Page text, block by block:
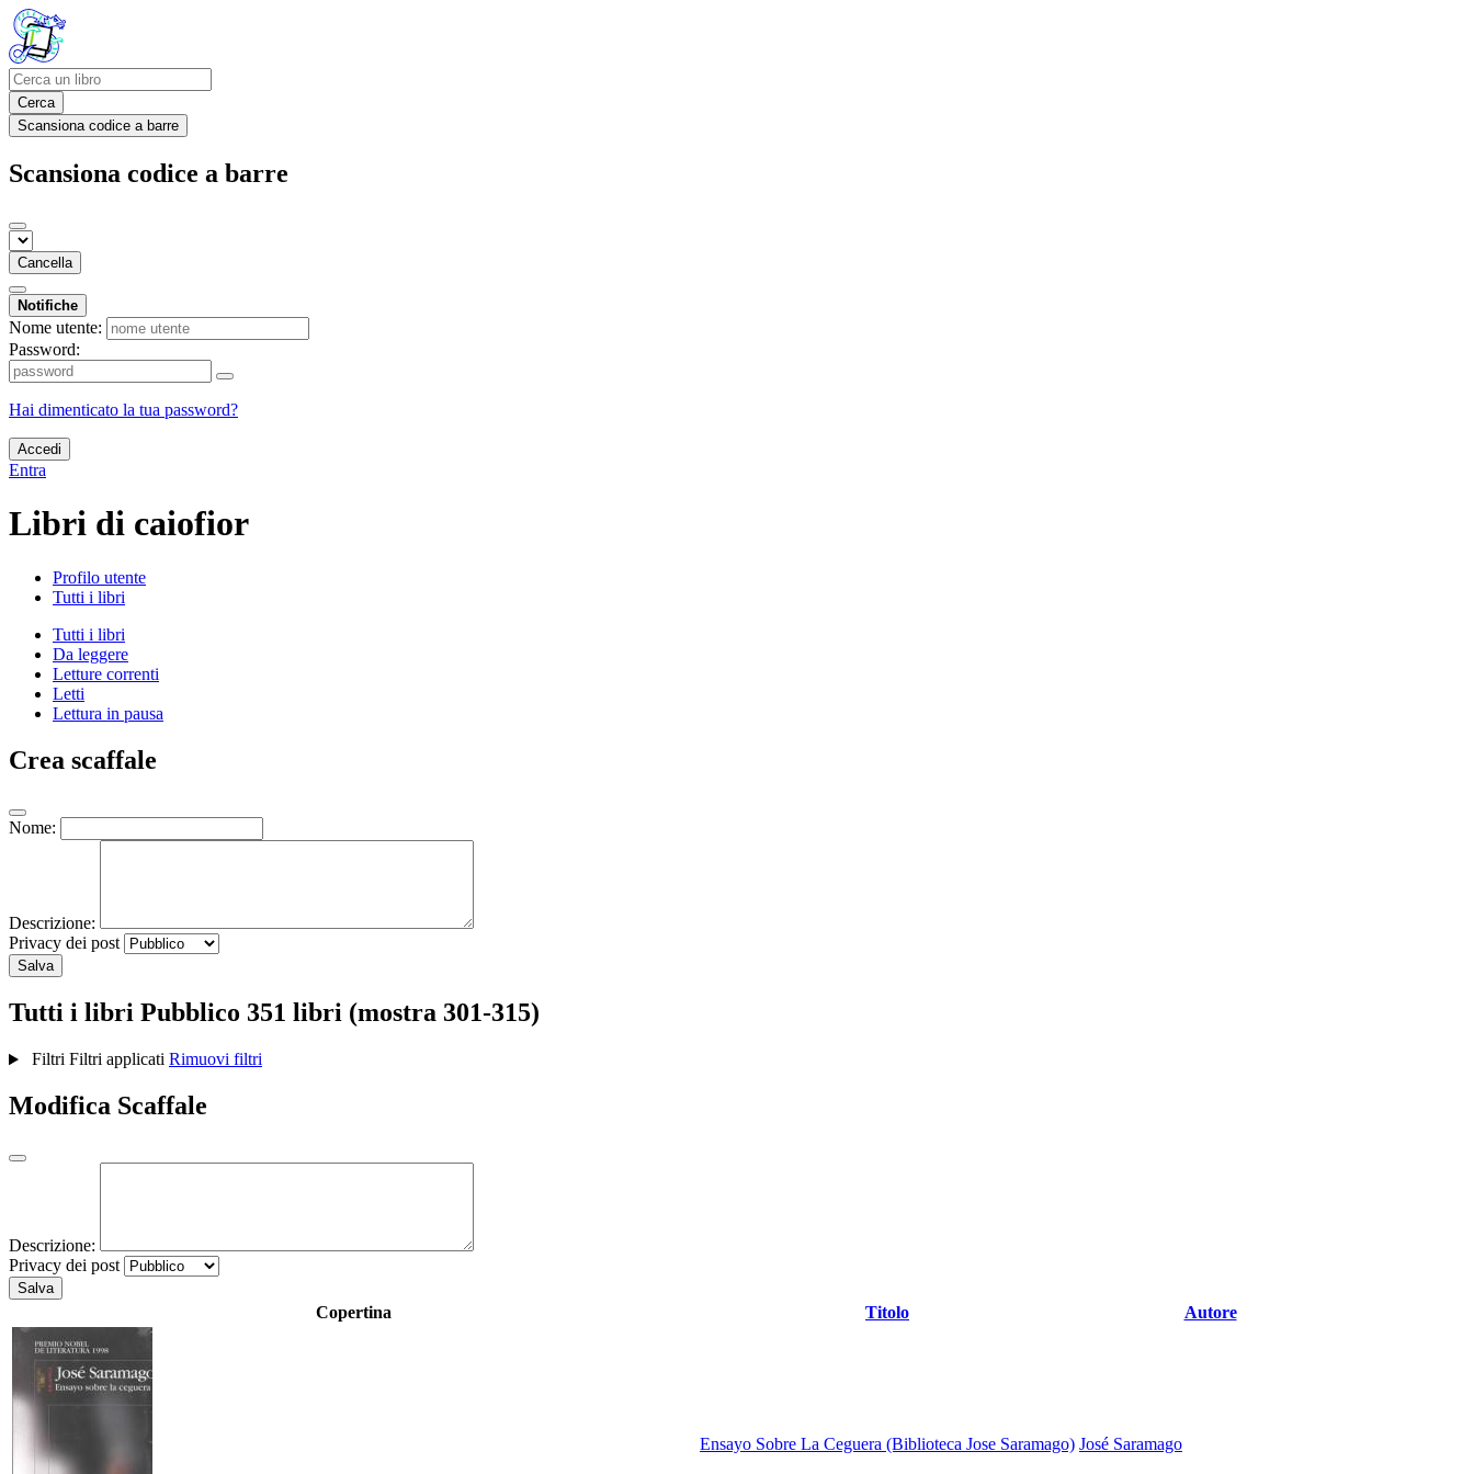
Cerca
Scansiona codice a barre
Scansiona codice a barre
Cancella
Notifiche
Nome utente:
Password:
Hai dimenticato la tua password?
Accedi
Entra
Libri di caiofior
Profilo utente
Tutti i libri
Tutti i libri
Da leggere
Letture correnti
Letti
Lettura in pausa
Crea scaffale
Nome:
Descrizione:
Privacy dei post
Salva
Tutti i libri Pubblico 351 libri (mostra 301-315)
Filtri Filtri applicati Rimuovi filtri
Modifica Scaffale
Descrizione:
Privacy dei post
Salva
Copertina Titolo Autore
Ensayo Sobre La Ceguera (Biblioteca Jose Saramago) José Saramago